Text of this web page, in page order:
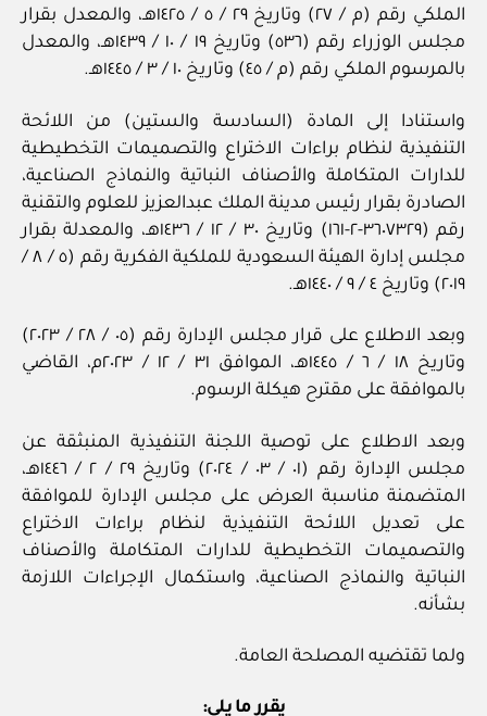
الملكي رقم (م / ٢٧) وتاريخ ٢٩ / ‏٥‏ / ١٤٢٥هـ، والمعدل بقرار
مجلس الوزراء رقم (٥٣٦) وتاريخ ١٩ / ‏١٠‏ / ١٤٣٩هـ، والمعدل
بالمرسوم الملكي رقم (م / ٤٥) وتاريخ ١٠ / ‏٣‏ / ١٤٤٥هـ.
واستنادا إلى المادة (السادسة والستين) من اللائحة
التنفيذية لنظام براءات الاختراع والتصميمات التخطيطية
للدارات المتكاملة والأصناف النباتية والنماذج الصناعية،
الصادرة بقرار رئيس مدينة الملك عبدالعزيز للعلوم والتقنية
رقم (٣٦٠٧٣٢٩‏-٢‏-١٦١) وتاريخ ٣٠ / ‏١٢‏ / ١٤٣٦هـ، والمعدلة بقرار
مجلس إدارة الهيئة السعودية للملكية الفكرية رقم (٥ / ‏٨‏ /
٢٠١٩) وتاريخ ٤ / ‏٩‏ / ١٤٤٠هـ.
وبعد الاطلاع على قرار مجلس الإدارة رقم (٠٥ / ‏٢٨‏ / ٢٠٢٣)
وتاريخ ١٨ / ‏٦‏ / ١٤٤٥هـ، الموافق ٣١ / ‏١٢‏ / ٢٠٢٣م، القاضي
بالموافقة على مقترح هيكلة الرسوم.
وبعد الاطلاع على توصية اللجنة التنفيذية المنبثقة عن
مجلس الإدارة رقم (٠١ / ‏٠٣‏ / ٢٠٢٤) وتاريخ ٢٩ / ‏٢‏ / ١٤٤٦هـ،
المتضمنة مناسبة العرض على مجلس الإدارة للموافقة
على تعديل اللائحة التنفيذية لنظام براءات الاختراع
والتصميمات التخطيطية للدارات المتكاملة والأصناف
النباتية والنماذج الصناعية، واستكمال الإجراءات اللازمة
بشأنه.
ولما تقتضيه المصلحة العامة.
يقرر ما يلي: